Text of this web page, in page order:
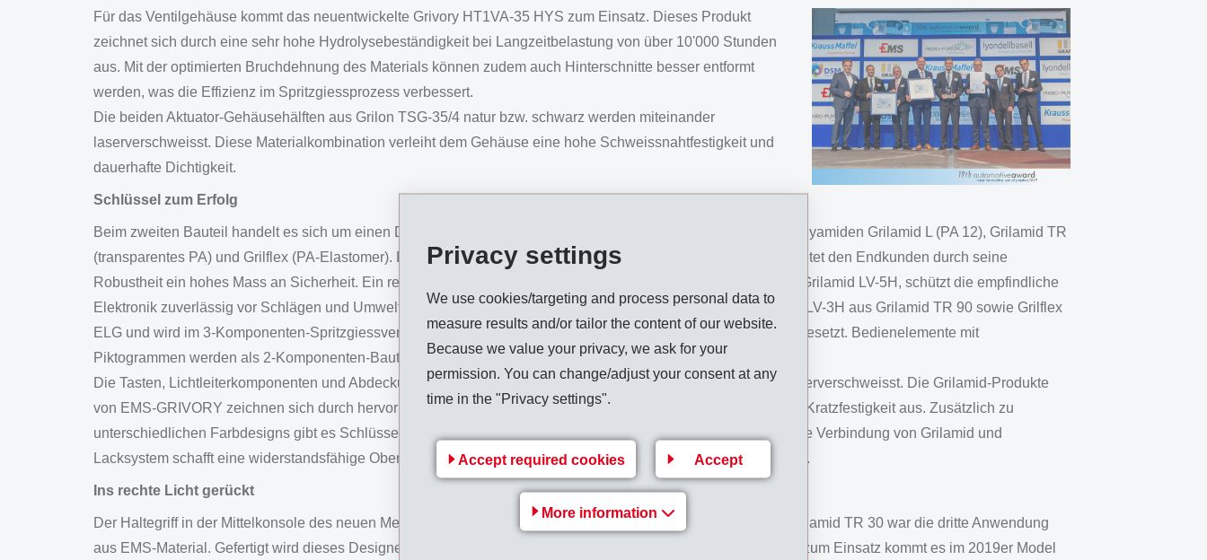
Privacy settings
We use cookies/targeting and process personal data to
measure results and/or tailor the content of our website.
Because we value your privacy, we ask for your
permission. You can change/adjust your consent at any
time in the "Privacy settings".
Accept required cookies Accept
More information
Für das Ventilgehäuse kommt das neuentwickelte Grivory HT1VA-35 HYS zum Einsatz. Dieses Produkt
zeichnet sich durch eine sehr hohe Hydrolysebeständigkeit bei Langzeitbelastung von über 10'000 Stunden
aus. Mit der optimierten Bruchdehnung des Materials können zudem auch Hinterschnitte besser entformt
werden, was die Effizienz im Spritzgiessprozess verbessert.
Die beiden Aktuator-Gehäusehälften aus Grilon TSG-35/4 natur bzw. schwarz werden miteinander
laserverschweisst. Diese Materialkombination verleiht dem Gehäuse eine hohe Schweissnahtfestigkeit und
dauerhafte Dichtigkeit.
Schlüssel zum Erfolg
Beim zweiten Bauteil handelt es sich um einen Design-Funkschlüssel der Firma Hella aus den Hochleistungspolyamiden Grilamid L (PA 12), Grilamid TR
(transparentes PA) und Grilflex (PA-Elastomer). Der Funkschlüssel fällt durch seine moderne Ästhetik auf und bietet den Endkunden durch seine
Robustheit ein hohes Mass an Sicherheit. Ein reibgeschweisstes Gehäuse, bestehend aus Grilamid LV-3H und Grilamid LV-5H, schützt die empfindliche
Elektronik zuverlässig vor Schlägen und Umwelteinflüssen. Das Oberteil des Gehäuses besteht neben Grilamid LV-3H aus Grilamid TR 90 sowie Grilflex
ELG und wird im 3-Komponenten-Spritzgiessverfahren hergestellt. Grilflex ELG wird für die Tastenmembran eingesetzt. Bedienelemente mit
Piktogrammen werden als 2-Komponenten-Bauteil realisiert.
Die Tasten, Lichtleiterkomponenten und Abdeckungen des Funkschlüssels werden mit dem Gehäuseoberteil laserverschweisst. Die Grilamid-Produkte
von EMS-GRIVORY zeichnen sich durch hervorragende Chemikalienbeständigkeit, Klimawechselfestigkeit und Kratzfestigkeit aus. Zusätzlich zu
unterschiedlichen Farbdesigns gibt es Schlüsselvarianten mit genarbter oder lackierter Hochglanzoberfläche. Die Verbindung von Grilamid und
Lacksystem schafft eine widerstandsfähige Oberfläche, welche über die gesamte Lebensdauer hochwertig bleibt.
Ins rechte Licht gerückt
Der Haltegriff in der Mittelkonsole des neuen Mercedes GLE mit einer besonderen Ambientebeleuchtung aus Grilamid TR 30 war die dritte Anwendung
aus EMS-Material. Gefertigt wird dieses Designelement vom deutschen Automobilzulieferer DRÄXLMAIER und zum Einsatz kommt es im 2019er Model